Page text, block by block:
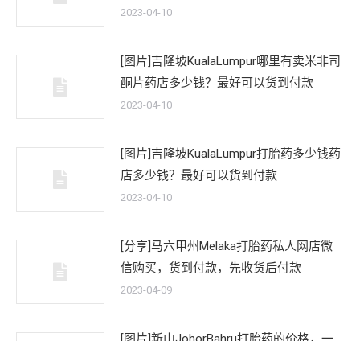
2023-04-10
[图片]吉隆坡KualaLumpur哪里有卖米非司
酮片药店多少钱？最好可以货到付款
2023-04-10
[图片]吉隆坡KualaLumpur打胎药多少钱药
店多少钱？最好可以货到付款
2023-04-10
[分享]马六甲州Melaka打胎药私人网店微
信购买，货到付款，先收货后付款
2023-04-09